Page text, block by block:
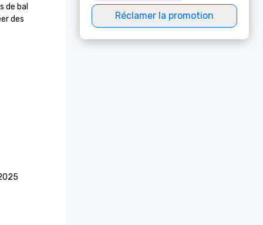
de bal
des
Réclamer la promotion